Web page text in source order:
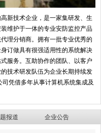
新技术企业，是一家集研发、生
维护于一体的专业安防监控产品
理分销商。拥有一批专业优秀的
订做具有很强适用性的系统解决
服务。互助协作的团队、以客户
技术研发队伍为企业长期持续发
凭借多年从事计算机系统集成及
报道 企业公告